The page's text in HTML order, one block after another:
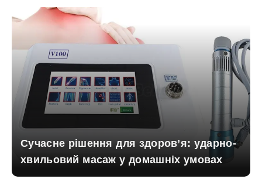
Сучасне рішення для здоров’я: ударно-
хвильовий масаж у домашніх умовах